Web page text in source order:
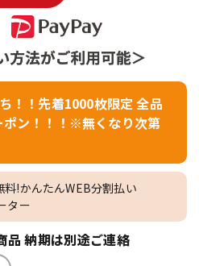
！！先着1000枚限定 全品
ポン！！！※無くなり次第
!かんたんWEB分割払い
ター
品 納期は別途ご連絡